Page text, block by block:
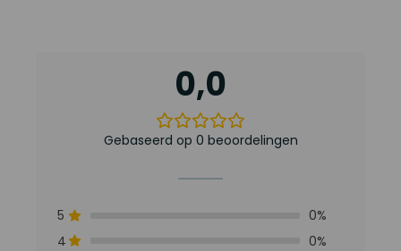
0,0
Gebaseerd op 0 beoordelingen
5
0%
4
0%